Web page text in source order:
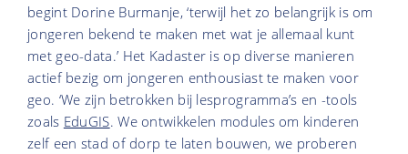
begint Dorine Burmanje, ‘terwijl het zo belangrijk is om
jongeren bekend te maken met wat je allemaal kunt
met geo-data.’ Het Kadaster is op diverse manieren
actief bezig om jongeren enthousiast te maken voor
geo. ‘We zijn betrokken bij lesprogramma’s en -tools
zoals EduGIS. We ontwikkelen modules om kinderen
zelf een stad of dorp te laten bouwen, we proberen